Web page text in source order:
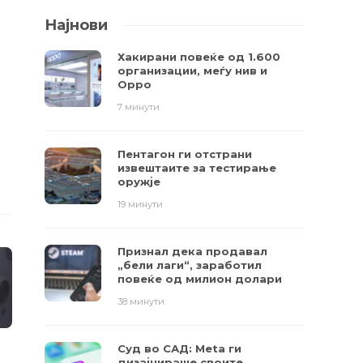
Најнови
Хакирани повеќе од 1.600
организации, меѓу нив и
Oppo
7 минути
Пентагон ги отстрани
извештаите за тестирање
оружје
19 минути
Признал дека продавал
„бели лаги“, заработил
повеќе од милион долари
38 минути
Суд во САД: Meta ги